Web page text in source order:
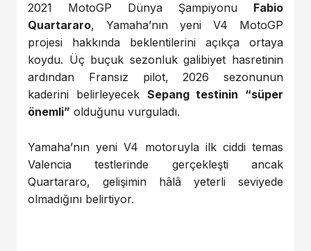
2021 MotoGP Dünya Şampiyonu Fabio
Quartararo, Yamaha’nın yeni V4 MotoGP
projesi hakkında beklentilerini açıkça ortaya
koydu. Üç buçuk sezonluk galibiyet hasretinin
ardından Fransız pilot, 2026 sezonunun
kaderini belirleyecek Sepang testinin “süper
önemli” olduğunu vurguladı.
Yamaha’nın yeni V4 motoruyla ilk ciddi temas
Valencia testlerinde gerçekleşti ancak
Quartararo, gelişimin hâlâ yeterli seviyede
olmadığını belirtiyor.